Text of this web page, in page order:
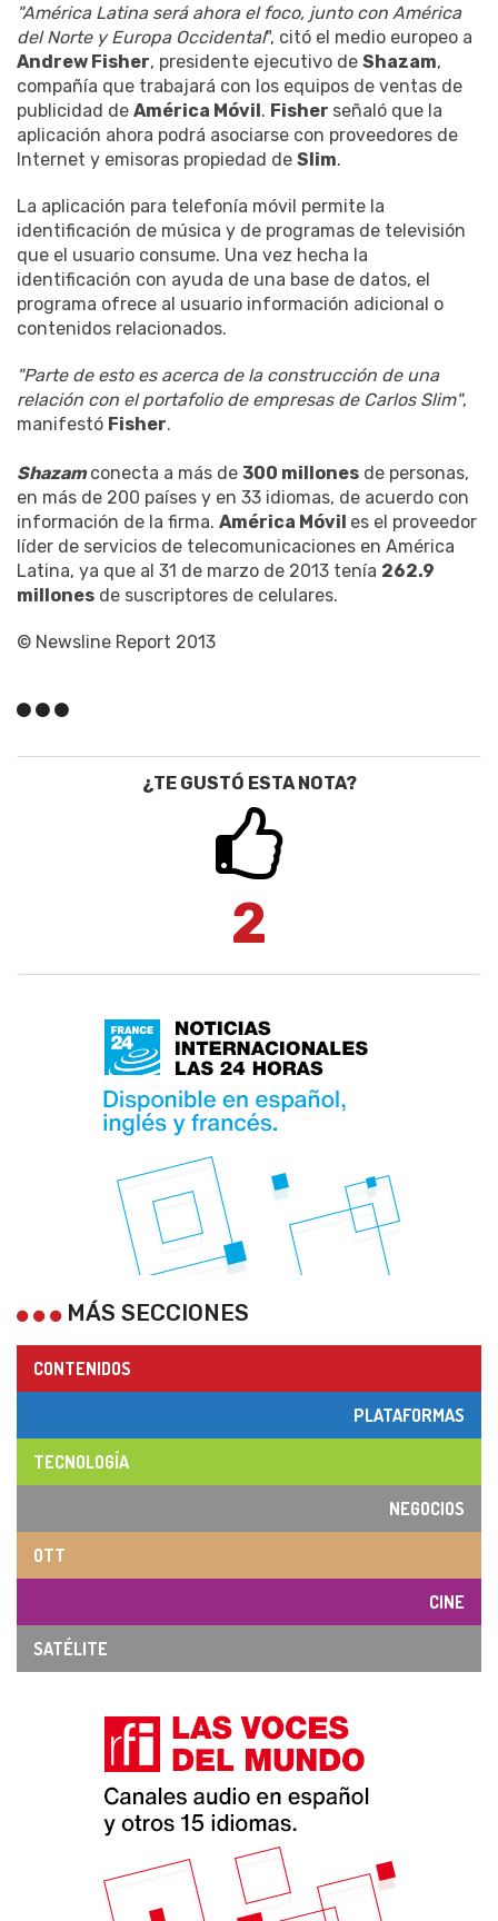
"América Latina será ahora el foco, junto con América
del Norte y Europa Occidental", citó el medio europeo a
Andrew Fisher, presidente ejecutivo de Shazam,
compañía que trabajará con los equipos de ventas de
publicidad de América Móvil. Fisher señaló que la
aplicación ahora podrá asociarse con proveedores de
Internet y emisoras propiedad de Slim.
La aplicación para telefonía móvil permite la
identificación de música y de programas de televisión
que el usuario consume. Una vez hecha la
identificación con ayuda de una base de datos, el
programa ofrece al usuario información adicional o
contenidos relacionados.
"Parte de esto es acerca de la construcción de una
relación con el portafolio de empresas de Carlos Slim",
manifestó Fisher.
Shazamconecta a más de 300 millones de personas,
en más de 200 países y en 33 idiomas, de acuerdo con
información de la firma. América Móvil es el proveedor
líder de servicios de telecomunicaciones en América
Latina, ya que al 31 de marzo de 2013 tenía 262.9
millones de suscriptores de celulares.
© Newsline Report 2013
¿TE GUSTÓ ESTA NOTA?
2
MÁS SECCIONES
CONTENIDOS
PLATAFORMAS
TECNOLOGÍA
NEGOCIOS
OTT
CINE
SATÉLITE